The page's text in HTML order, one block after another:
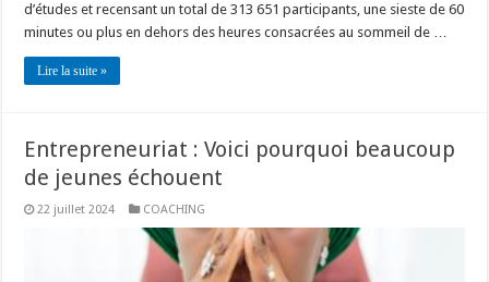
d’études et recensant un total de 313 651 participants, une sieste de 60
minutes ou plus en dehors des heures consacrées au sommeil de …
Lire la suite »
Entrepreneuriat : Voici pourquoi beaucoup
de jeunes échouent
22 juillet 2024 COACHING